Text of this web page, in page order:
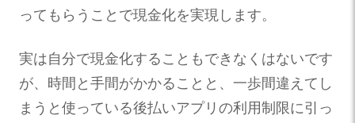
ってもらうことで現金化を実現します。
実は自分で現金化することもできなくはないです
が、時間と手間がかかることと、一歩間違えてし
まうと使っている後払いアプリの利用制限に引っ